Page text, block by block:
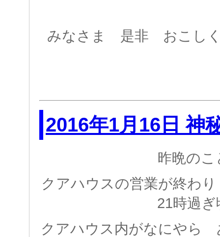
みなさま 是非 おこしく
2016年1月16日 神
昨晩のこ
クアハウスの営業が終わ
21時過ぎ
クアハウス内がなにやら